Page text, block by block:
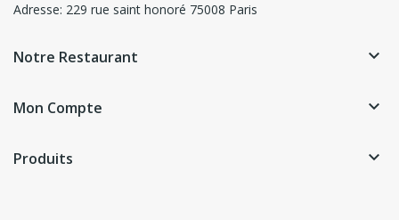
Adresse: 229 rue saint honoré 75008 Paris
Notre Restaurant keyboard_arrow_down
Mon Compte keyboard_arrow_down
Produits keyboard_arrow_down